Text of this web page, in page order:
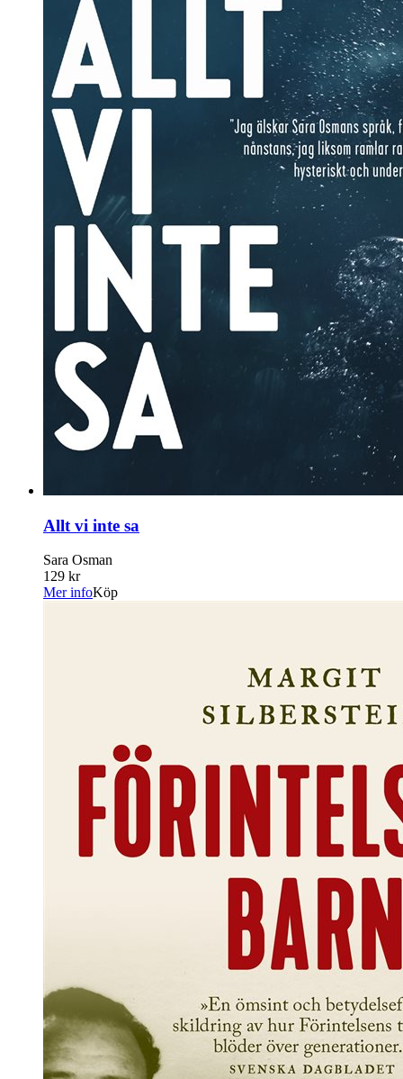
Allt vi inte sa
Sara Osman
129 kr
Mer infoKöp